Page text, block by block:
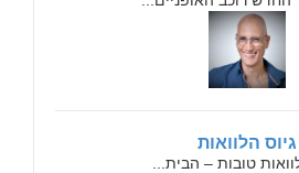
גיוס הלוואות
טובות – הבית...